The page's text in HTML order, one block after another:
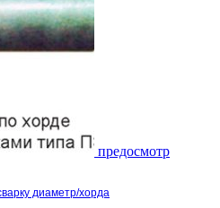
предосмотр
диаметр/хорда